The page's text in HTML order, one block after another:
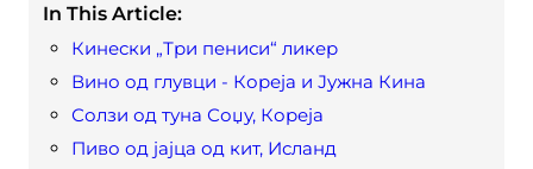
In This Article:
Кинески „Три пениси“ ликер
Вино од глувци - Кореја и Јужна Кина
Солзи од туна Соџу, Кореја
Пиво од јајца од кит, Исланд